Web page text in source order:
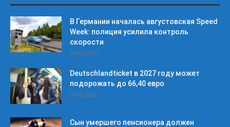
В Германии началась августовская Speed
Week: полиция усилила контроль
скорости
04.08.2026
Deutschlandticket в 2027 году может
подорожать до 66,40 евро
04.08.2026
Сын умершего пенсионера должен